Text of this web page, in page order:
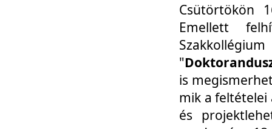
Csütörtökön
Emellett
"
is
mik a feltételei
és